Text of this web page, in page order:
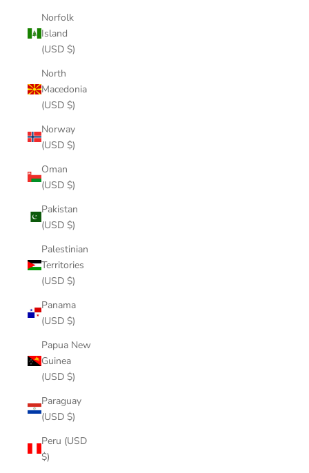
Norfolk
Island
(USD $)
North
Macedonia
(USD $)
Norway
(USD $)
Oman
(USD $)
Pakistan
(USD $)
Palestinian
Territories
(USD $)
Panama
(USD $)
Papua New
Guinea
(USD $)
Paraguay
(USD $)
Peru (USD
$)